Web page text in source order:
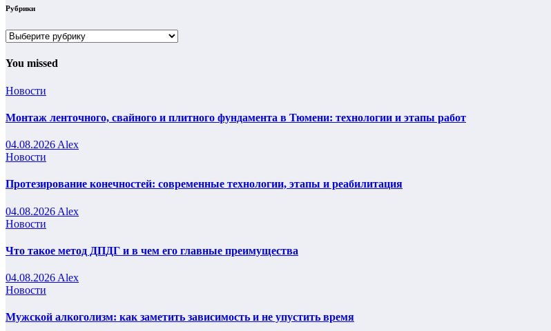
Рубрики
Рубрики
You missed
Новости
Монтаж ленточного, свайного и плитного фундамента в Тюмени: технологии и этапы работ
04.08.2026 Alex
Новости
Протезирование конечностей: современные технологии, этапы и реабилитация
04.08.2026 Alex
Новости
Что такое метод ДПДГ и в чем его главные преимущества
04.08.2026 Alex
Новости
Мужской алкоголизм: как заметить зависимость и не упустить время